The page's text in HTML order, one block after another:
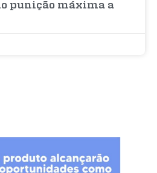
punição máxima a